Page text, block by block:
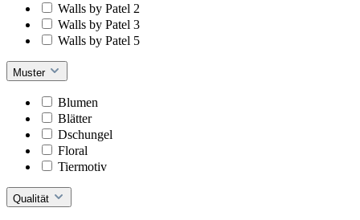
Walls by Patel 2
Walls by Patel 3
Walls by Patel 5
Muster
Blumen
Blätter
Dschungel
Floral
Tiermotiv
Qualität